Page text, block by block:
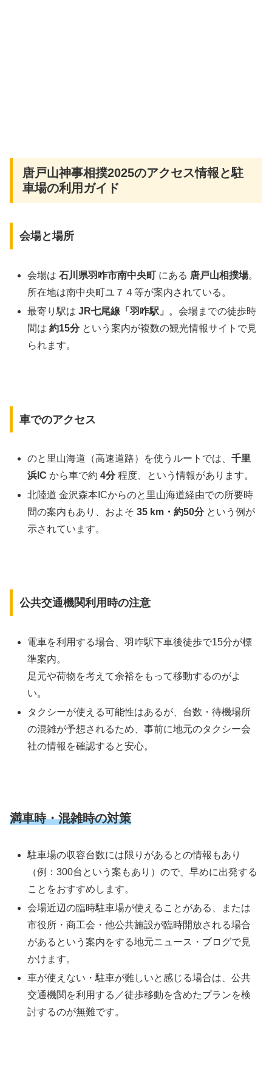
唐戸山神事相撲2025のアクセス情報と駐
車場の利用ガイド
会場と場所
会場は石川県羽咋市南中央町 にある 唐戸山相撲場。
所在地は南中央町ユ７４等が案内されている。
最寄り駅はJR七尾線「羽咋駅」
。会場までの徒歩時
間は約15分という案内が複数の観光情報サイトで見
られます。
車でのアクセス
のと里山海道（高速道路）を使うルートでは、千里
浜IC から車で約4分程度、という情報があります。
北陸道 金沢森本ICからのと里山海道経由での所要時
間の案内もあり、およそ35 km・約50分という例が
示されています。
公共交通機関利用時の注意
電車を利用する場合、羽咋駅下車後徒歩で15分が標
準案内。
足元や荷物を考えて余裕をもって移動するのがよ
い。
タクシーが使える可能性はあるが、台数・待機場所
の混雑が予想されるため、事前に地元のタクシー会
社の情報を確認すると安心。
満車時・混雑時の対策
駐車場の収容台数には限りがあるとの情報もあり
（例：300台という案もあり）ので、早めに出発する
ことをおすすめします。
会場近辺の臨時駐車場が使えることがある、または
市役所・商工会・他公共施設が臨時開放される場合
があるという案内をする地元ニュース・ブログで見
かけます。
車が使えない・駐車が難しいと感じる場合は、公共
交通機関を利用する／徒歩移動を含めたプランを検
討するのが無難です。